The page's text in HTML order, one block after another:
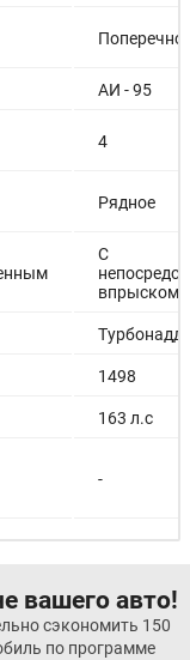
АИ - 95
4
Рядное
С
впрыском
1498
163 л.с
-
-
-
-
вашего авто!
сэкономить 150
по программе